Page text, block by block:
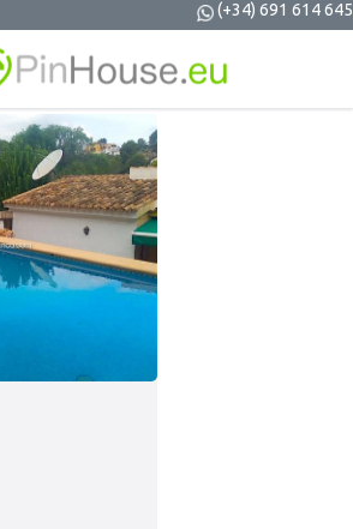
(+34) 691 614 645